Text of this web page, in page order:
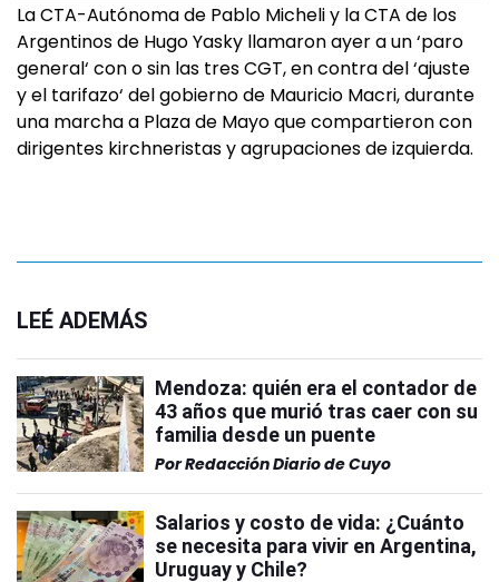
La CTA-Autónoma de Pablo Micheli y la CTA de los
Argentinos de Hugo Yasky llamaron ayer a un ‘paro
general‘ con o sin las tres CGT, en contra del ‘ajuste
y el tarifazo‘ del gobierno de Mauricio Macri, durante
una marcha a Plaza de Mayo que compartieron con
dirigentes kirchneristas y agrupaciones de izquierda.
LEÉ ADEMÁS
Mendoza: quién era el contador de
43 años que murió tras caer con su
familia desde un puente
PorRedacción Diario de Cuyo
Salarios y costo de vida: ¿Cuánto
se necesita para vivir en Argentina,
Uruguay y Chile?